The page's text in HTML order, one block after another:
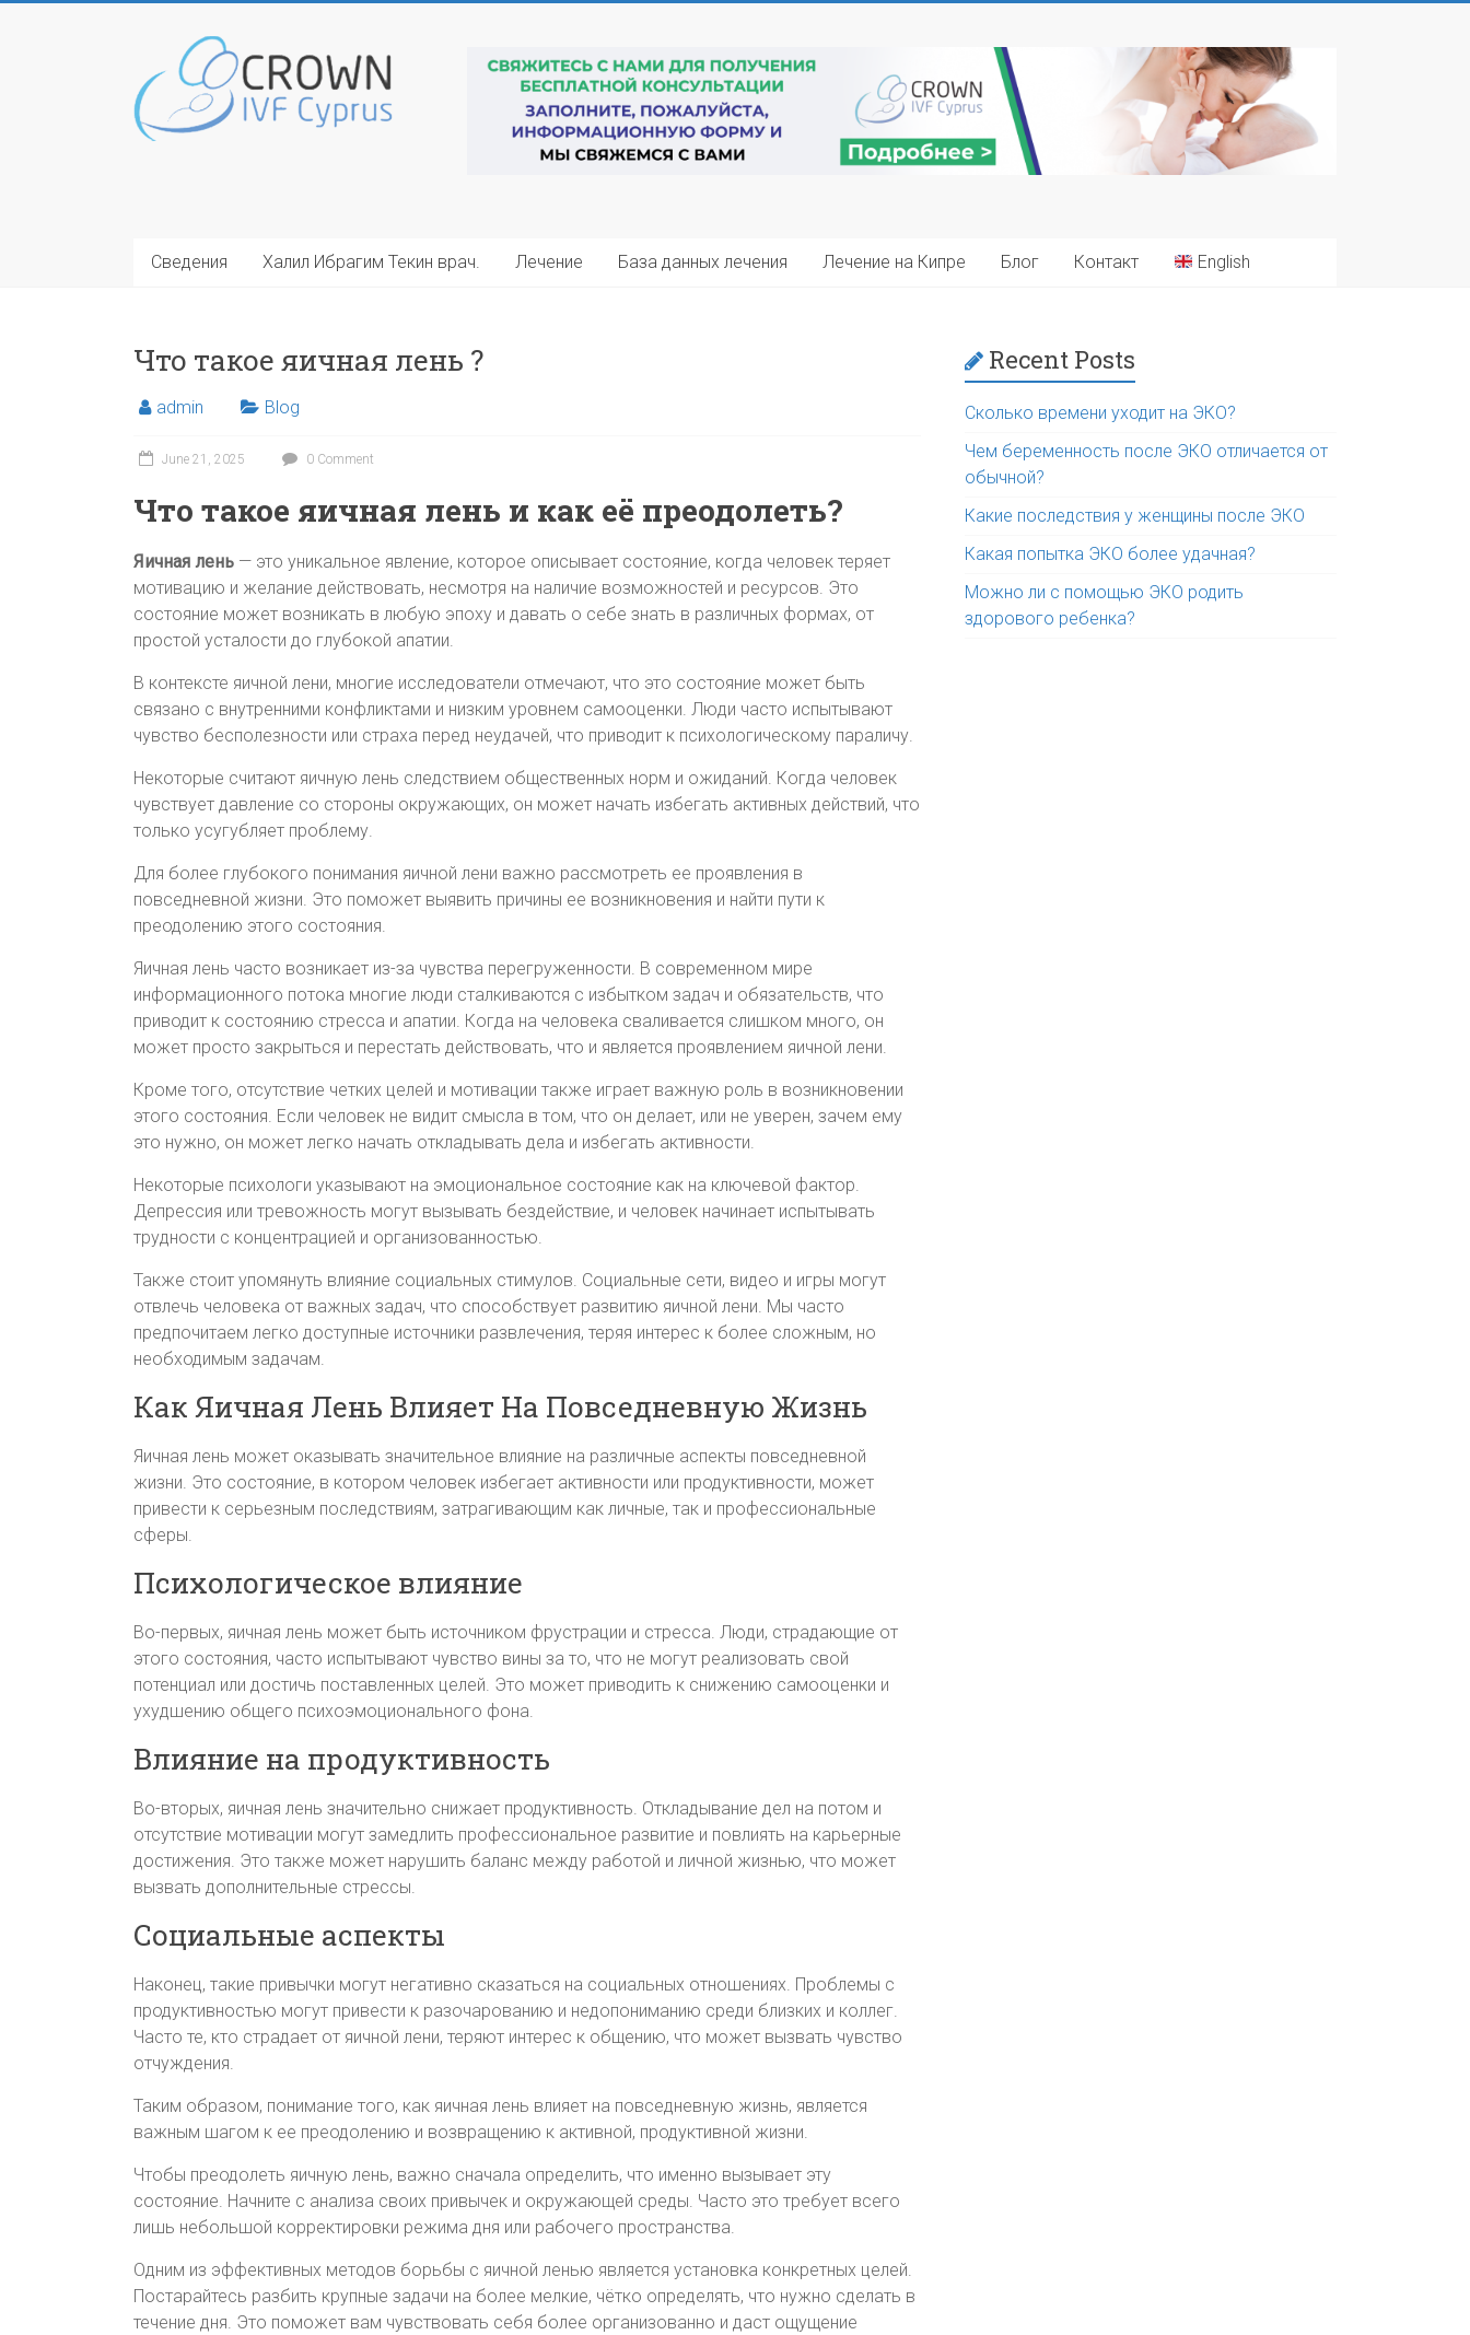
Cyprus
IVF
Center
Сведения
Халил Ибрагим Текин врач. Лечение База данных лечения Лечение на Кипре Блог Контакт English
Что такое яичная лень ?
admin Blog
June 21, 2025 0 Comment
Что такое яичная лень и как её преодолеть?
Яичная лень — это уникальное явление, которое описывает состояние, когда человек теряет
мотивацию и желание действовать, несмотря на наличие возможностей и ресурсов. Это
состояние может возникать в любую эпоху и давать о себе знать в различных формах, от
простой усталости до глубокой апатии.
В контексте яичной лени, многие исследователи отмечают, что это состояние может быть
связано с внутренними конфликтами и низким уровнем самооценки. Люди часто испытывают
чувство бесполезности или страха перед неудачей, что приводит к психологическому параличу.
Некоторые считают яичную лень следствием общественных норм и ожиданий. Когда человек
чувствует давление со стороны окружающих, он может начать избегать активных действий, что
только усугубляет проблему.
Для более глубокого понимания яичной лени важно рассмотреть ее проявления в
повседневной жизни. Это поможет выявить причины ее возникновения и найти пути к
преодолению этого состояния.
Яичная лень часто возникает из-за чувства перегруженности. В современном мире
информационного потока многие люди сталкиваются с избытком задач и обязательств, что
приводит к состоянию стресса и апатии. Когда на человека сваливается слишком много, он
может просто закрыться и перестать действовать, что и является проявлением яичной лени.
Кроме того, отсутствие четких целей и мотивации также играет важную роль в возникновении
этого состояния. Если человек не видит смысла в том, что он делает, или не уверен, зачем ему
это нужно, он может легко начать откладывать дела и избегать активности.
Некоторые психологи указывают на эмоциональное состояние как на ключевой фактор.
Депрессия или тревожность могут вызывать бездействие, и человек начинает испытывать
трудности с концентрацией и организованностью.
Также стоит упомянуть влияние социальных стимулов. Социальные сети, видео и игры могут
отвлечь человека от важных задач, что способствует развитию яичной лени. Мы часто
предпочитаем легко доступные источники развлечения, теряя интерес к более сложным, но
необходимым задачам.
Как Яичная Лень Влияет На Повседневную Жизнь
Яичная лень может оказывать значительное влияние на различные аспекты повседневной
жизни. Это состояние, в котором человек избегает активности или продуктивности, может
привести к серьезным последствиям, затрагивающим как личные, так и профессиональные
сферы.
Психологическое влияние
Во-первых, яичная лень может быть источником фрустрации и стресса. Люди, страдающие от
этого состояния, часто испытывают чувство вины за то, что не могут реализовать свой
потенциал или достичь поставленных целей. Это может приводить к снижению самооценки и
ухудшению общего психоэмоционального фона.
Влияние на продуктивность
Во-вторых, яичная лень значительно снижает продуктивность. Откладывание дел на потом и
отсутствие мотивации могут замедлить профессиональное развитие и повлиять на карьерные
достижения. Это также может нарушить баланс между работой и личной жизнью, что может
вызвать дополнительные стрессы.
Социальные аспекты
Наконец, такие привычки могут негативно сказаться на социальных отношениях. Проблемы с
продуктивностью могут привести к разочарованию и недопониманию среди близких и коллег.
Часто те, кто страдает от яичной лени, теряют интерес к общению, что может вызвать чувство
отчуждения.
Таким образом, понимание того, как яичная лень влияет на повседневную жизнь, является
важным шагом к ее преодолению и возвращению к активной, продуктивной жизни.
Чтобы преодолеть яичную лень, важно сначала определить, что именно вызывает эту
состояние. Начните с анализа своих привычек и окружающей среды. Часто это требует всего
лишь небольшой корректировки режима дня или рабочего пространства.
Одним из эффективных методов борьбы с яичной ленью является установка конкретных целей.
Постарайтесь разбить крупные задачи на более мелкие, чётко определять, что нужно сделать в
течение дня. Это поможет вам чувствовать себя более организованно и даст ощущение
Recent Posts
Сколько времени уходит на ЭКО?
Чем беременность после ЭКО отличается от
обычной?
Какие последствия у женщины после ЭКО
Какая попытка ЭКО более удачная?
Можно ли с помощью ЭКО родить
здорового ребенка?